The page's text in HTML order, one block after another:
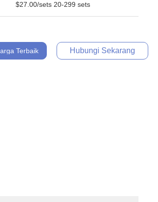
$27.00/sets 20-299 sets
Terbaik Hubungi Sekarang